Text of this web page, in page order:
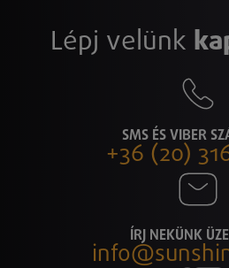
Lépj velünk
SMS ÉS VIBER
+36 (20)
ÍRJ NEKÜNK